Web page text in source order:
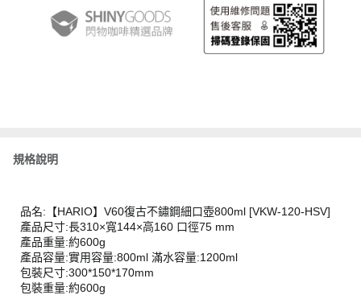
規格說明
品名:【HARIO】V60復古不鏽鋼細口壺800ml [VKW-120-HSV]
產品尺寸:長310×寬144×高160 口徑75 mm
產品重量:約600g
產品容量:實用容量:800ml 滿水容量:1200ml
包裝尺寸:300*150*170mm
包裝重量:約600g